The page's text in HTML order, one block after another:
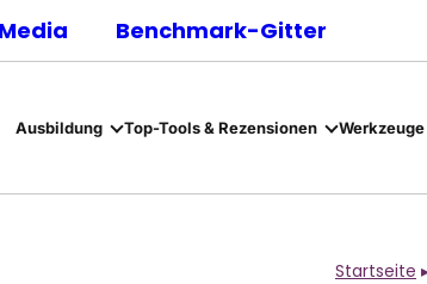
Benchmark-Gitter
Ausbildung Top-Tools & Rezensionen Werkzeuge
Startseite